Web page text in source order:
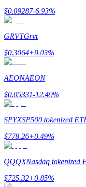
Tjäna
Power Piggy
Tjäna
$0.09287-6.93%
GRVTGrvt
$0.3064+9.03%
AEONAEON
$0.05331-12.49%
SPYXSP500 tokenized
$778.26+0.49%
QQQXNasdaq tokenized
$725.32+0.85%